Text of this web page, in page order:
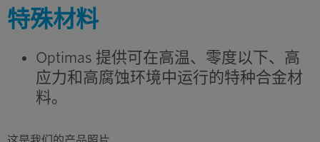
特殊材料
Optimas 提供可在高温、零度以下、高
应力和高腐蚀环境中运行的特种合金材
料。